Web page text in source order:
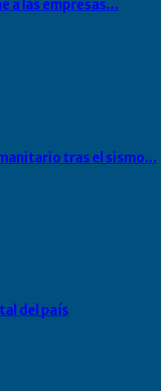
a las empresas…
tras el sismo…
del país